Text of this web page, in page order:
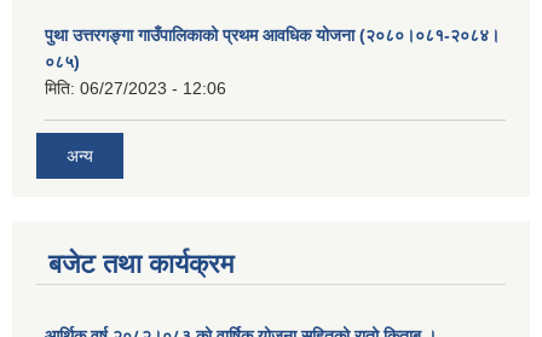
पुथा उत्तरगङ्गा गाउँपालिकाको प्रथम आवधिक योजना (२०८०।०८१-२०८४।
०८५)
मिति: 06/27/2023 - 12:06
अन्य
बजेट तथा कार्यक्रम